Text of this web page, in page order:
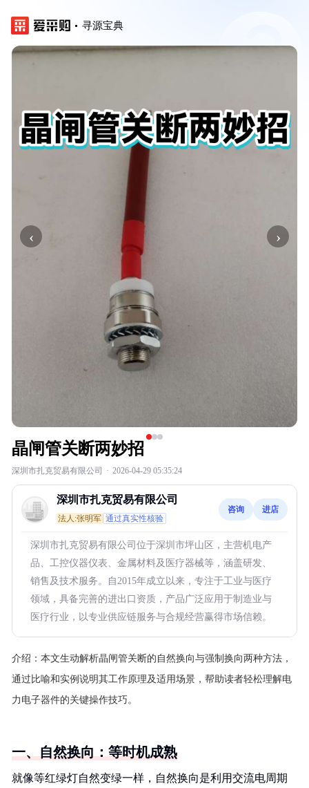
寻源宝典
‹ ›
晶闸管关断两妙招
深圳市扎克贸易有限公司 · 2026-04-29 05:35:24
深圳市扎克贸易有限公司
法人:张明军 通过真实性核验
咨询 进店
深圳市扎克贸易有限公司位于深圳市坪山区，主营机电产
品、工控仪器仪表、金属材料及医疗器械等，涵盖研发、
销售及技术服务。自2015年成立以来，专注于工业与医疗
领域，具备完善的进出口资质，产品广泛应用于制造业与
医疗行业，以专业供应链服务与合规经营赢得市场信赖。
介绍： 本文生动解析晶闸管关断的自然换向与强制换向两种方法，
通过比喻和实例说明其工作原理及适用场景，帮助读者轻松理解电
力电子器件的关键操作技巧。
一、自然换向：等时机成熟
就像等红绿灯自然变绿一样，自然换向是利用交流电周期